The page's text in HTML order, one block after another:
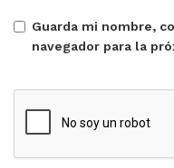
Guarda mi nombre,
navegador para la